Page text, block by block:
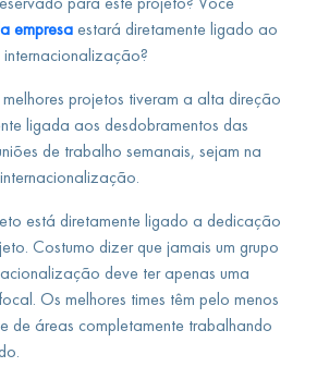
empresa estará diretamente ligado ao
melhores projetos tiveram a alta direção
ligada aos desdobramentos das
de trabalho semanais, sejam na
está diretamente ligado a dedicação
Costumo dizer que jamais um grupo
deve ter apenas uma
Os melhores times têm pelo menos
de áreas completamente trabalhando